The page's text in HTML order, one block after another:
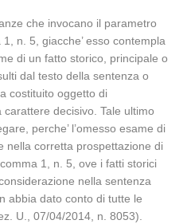
che invocano il parametro
n. 5, giacche’ esso contempla
di un fatto storico, principale o
dal testo della sentenza o
costituito oggetto di
decisivo. Tale ultimo
perche’ l’omesso esame di
nella corretta prospettazione di
1, n. 5, ove i fatti storici
nella sentenza
abbia dato conto di tutte le
U., 07/04/2014, n. 8053).